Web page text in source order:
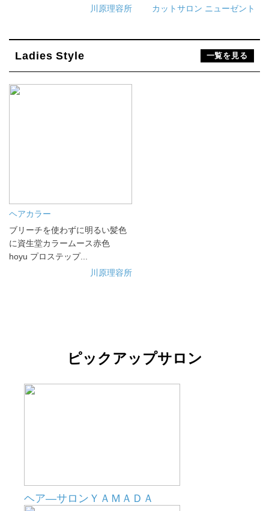
川原理容所
カットサロン ニューゼント
Ladies Style 一覧を見る
ヘアカラー
ブリーチを使わずに明るい髪色
に資生堂カラームース赤色
hoyu プロステップ...
川原理容所
ピックアップサロン
ヘア―サロンＹＡＭＡＤＡ